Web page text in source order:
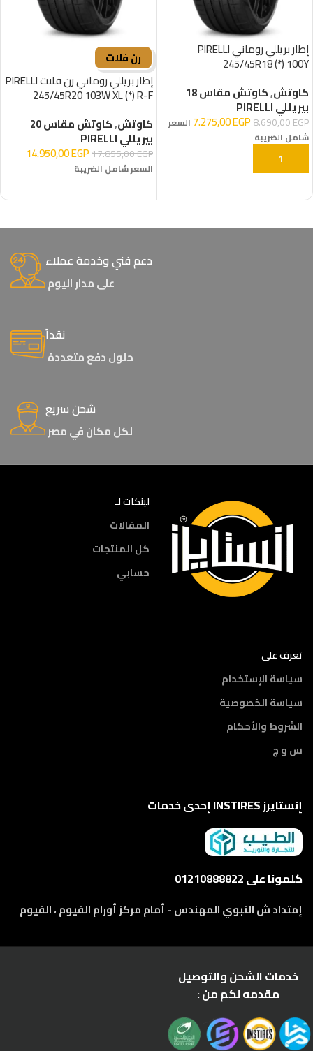
إطار بريللي روماني PIRELLI
245/45R18 (*) 100Y
كاوتش,كاوتش مقاس 18
بيريللي PIRELLI
8.690,00EGP
7.275,00EGP
السعر
شامل الضريبة
إضافة إلى السلة
رن فلات
إطار بريللي روماني رن فلات PIRELLI
245/45R20 103W XL (*) R-F
كاوتش,كاوتش مقاس 20
بيريللي PIRELLI
17.855,00EGP
14.950,00EGP
السعر شامل الضريبة
دعم فني وخدمة عملاء
على مدار اليوم
نقداً
حلول دفع متعددة
شحن سريع
لكل مكان في مصر
لينكات لـ
المقالات
كل المنتجات
حسابي
تعرف على
سياسة الإستخدام
سياسة الخصوصية
الشروط والأحكام
س و ج
إنستايرز INSTIRES إحدى خدمات
كلمونا على 01210888822
إمتداد ش النبوي المهندس - أمام مركز أورام الفيوم ، الفيوم
خدمات الشحن والتوصيل
مقدمه لكم من :